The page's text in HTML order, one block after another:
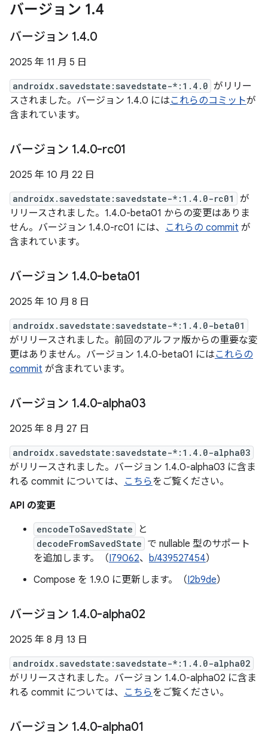
バージョン 1.4
バージョン 1.4.0
2025 年 11 月 5 日
androidx.savedstate:savedstate-*:1.4.0 がリリー
スされました。バージョン 1.4.0 にはこれらのコミットが
含まれています。
バージョン 1.4.0-rc01
2025 年 10 月 22 日
androidx.savedstate:savedstate-*:1.4.0-rc01
が
リリースされました。1.4.0-beta01 からの変更はありま
せん。バージョン 1.4.0-rc01 には、 これらの commit が
含まれています。
バージョン 1.4.0-beta01
2025 年 10 月 8 日
androidx.savedstate:savedstate-*:1.4.0-beta01
がリリースされました。前回のアルファ版からの重要な変
更はありません。バージョン 1.4.0-beta01 にはこれらの
commit が含まれています。
バージョン 1.4.0-alpha03
2025 年 8 月 27 日
androidx.savedstate:savedstate-*:1.4.0-alpha03
がリリースされました。バージョン 1.4.0-alpha03 に含ま
れる commit については、 こちらをご覧ください。
API の変更
encodeToSavedState と
decodeFromSavedState で nullable 型のサポート
を追加します。（I79062、 b/439527454）
Compose を 1.9.0 に更新します。（I2b9de）
バージョン 1.4.0-alpha02
2025 年 8 月 13 日
androidx.savedstate:savedstate-*:1.4.0-alpha02
がリリースされました。バージョン 1.4.0-alpha02 に含ま
れる commit については、 こちらをご覧ください。
バージョン 1.4.0-alpha01